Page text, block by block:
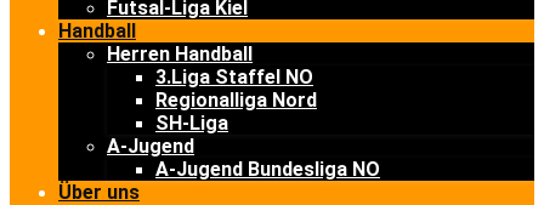
Futsal-Liga Kiel
Handball
Herren Handball
3.Liga Staffel NO
Regionalliga Nord
SH-Liga
A-Jugend
A-Jugend Bundesliga NO
Über uns